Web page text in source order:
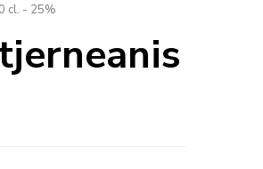
cl. - 25%